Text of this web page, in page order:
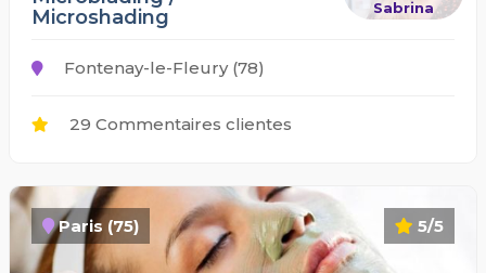
Sabrina
Microshading
Fontenay-le-Fleury (78)
29 Commentaires clientes
5/5
Paris (75)